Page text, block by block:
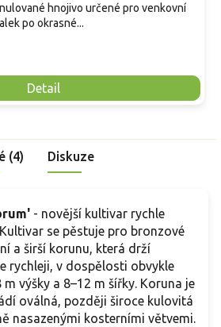
Detail
hnojivo určené pro venkovní
po okrasné...
(4) Diskuze
- novější kultivar rychle
se pěstuje pro bronzové
a širší korunu, která drží
rychleji, v dospělosti obvykle
výšky a 8–12 m šířky. Koruna je
oválná, později široce kulovitá
nasazenými kosterními větvemi.